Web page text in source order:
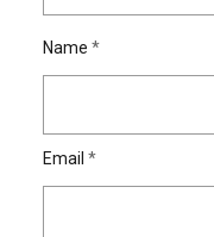
Name *
Email *